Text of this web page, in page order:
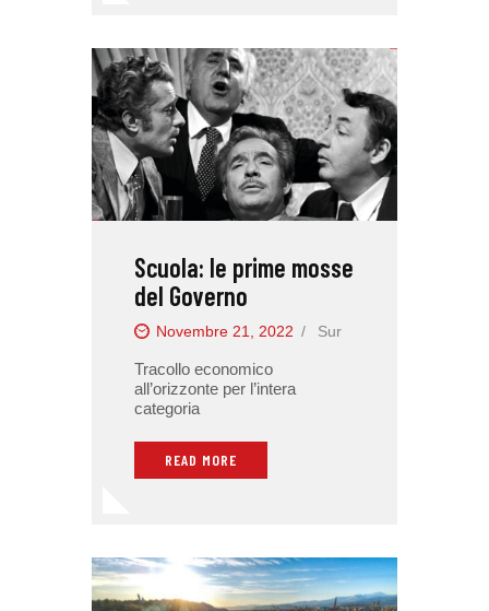
Scuola: le prime mosse
del Governo
Novembre 21, 2022 Sur
Tracollo economico
all’orizzonte per l’intera
categoria
READ MORE